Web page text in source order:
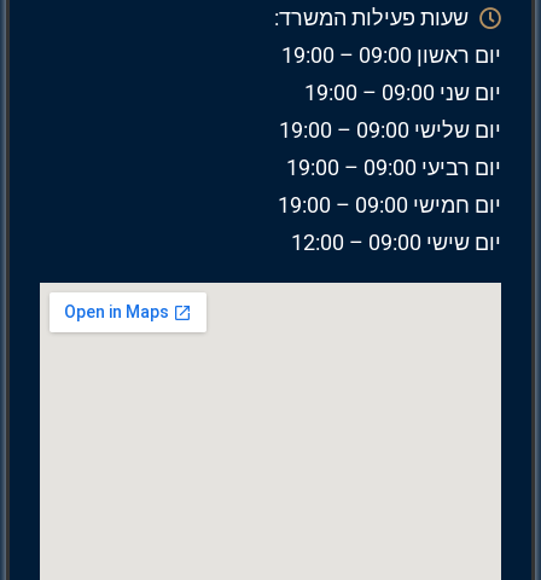
שעות פעילות המשרד:
יום ראשון 09:00 – 19:00
יום שני 09:00 – 19:00
יום שלישי 09:00 – 19:00
יום רביעי 09:00 – 19:00
יום חמישי 09:00 – 19:00
יום שישי 09:00 – 12:00